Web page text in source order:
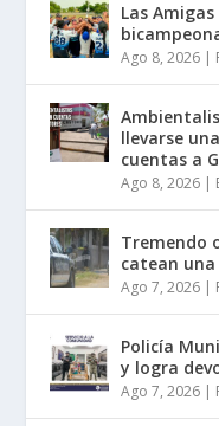
Las
Ago 8, 2026 |
llevarse
cuentas a
Ago 8, 2026 |
Tremendo
catean una
Ago 7, 2026 |
Policía
y logra
Ago 7, 2026 |